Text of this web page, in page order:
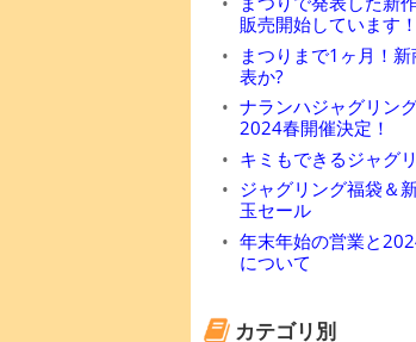
販売開始しています！
まつりまで1ヶ月！
表か?
ナランハジャグリン
2024春開催決定！
キミもできるジャグ
ジャグリング福袋＆
玉セール
年末年始の営業と
について
カテゴリ別